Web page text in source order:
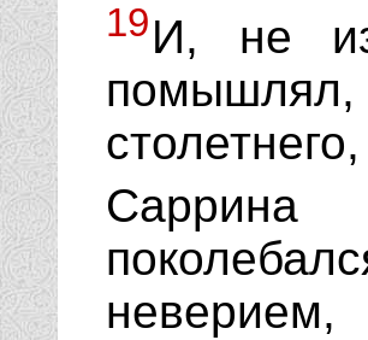
19И, не